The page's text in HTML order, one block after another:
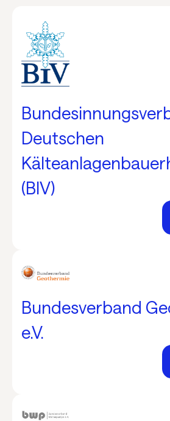
Deutschen
(BIV)
Bundesverband
e.V.